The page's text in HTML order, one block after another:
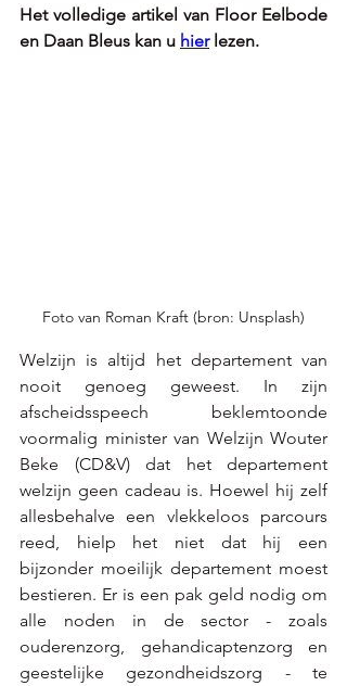
Het volledige artikel van Floor Eelbode
en Daan Bleus kan u hier lezen.
Foto van Roman Kraft (bron: Unsplash)
Welzijn is altijd het departement van
nooit genoeg geweest. In zijn
afscheidsspeech beklemtoonde
voormalig minister van Welzijn Wouter
Beke (CD&V) dat het departement
welzijn geen cadeau is. Hoewel hij zelf
allesbehalve een vlekkeloos parcours
reed, hielp het niet dat hij een
bijzonder moeilijk departement moest
bestieren. Er is een pak geld nodig om
alle noden in de sector - zoals
ouderenzorg, gehandicaptenzorg en
geestelijke gezondheidszorg - te